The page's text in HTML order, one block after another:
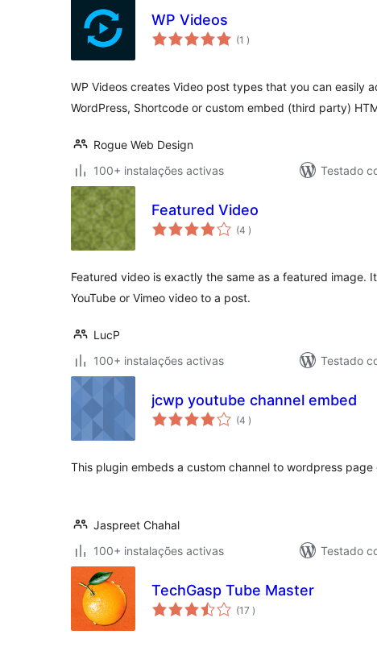
WP Videos
(1 classificações
)
WP Videos creates Video post types that you can easily
WordPress, Shortcode or custom embed (third party)
Rogue Web Design
100+ instalações activas
Testado
Featured Video
(4 classificações
)
Featured video is exactly the same as a featured image.
YouTube or Vimeo video to a post.
LucP
100+ instalações activas
Testado
jcwp youtube channel embed
(4 classificações
)
This plugin embeds a custom channel to wordpress page
Jaspreet Chahal
100+ instalações activas
Testado
TechGasp Tube Master
(17 classificações
)